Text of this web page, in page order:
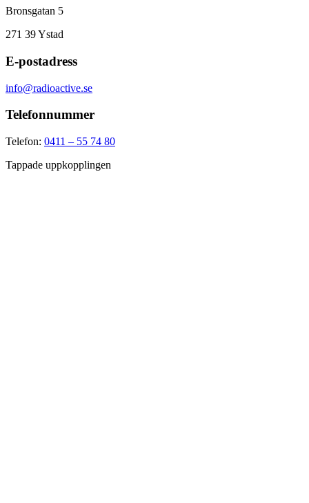
Bronsgatan 5
271 39Ystad
E-postadress
info@radioactive.se
Telefonnummer
Telefon: 0411 – 55 74 80
Tappade uppkopplingen